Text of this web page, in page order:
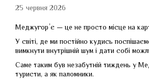
25 червня 2026
Меджугорʼє — це не просто місце на
У світі, де ми постійно кудись
вимкнути внутрішній шум і дати собі
Саме таким був незабутній тиждень у
туристи, а як паломники.